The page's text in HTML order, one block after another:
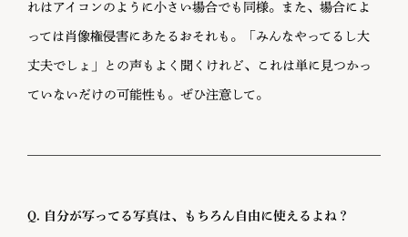
れはアイコンのように小さい場合でも同様。また、場合によ
っては肖像権侵害にあたるおそれも。「みんなやってるし大
丈夫でしょ」との声もよく聞くけれど、これは単に見つかっ
ていないだけの可能性も。ぜひ注意して。
Q. 自分が写ってる写真は、もちろん自由に使えるよね？